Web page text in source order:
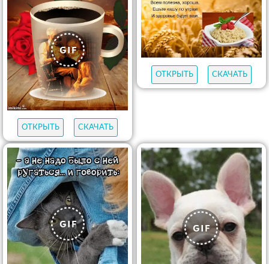
ОТКРЫТЬ СКАЧАТЬ
ОТКРЫТЬ СКАЧАТЬ